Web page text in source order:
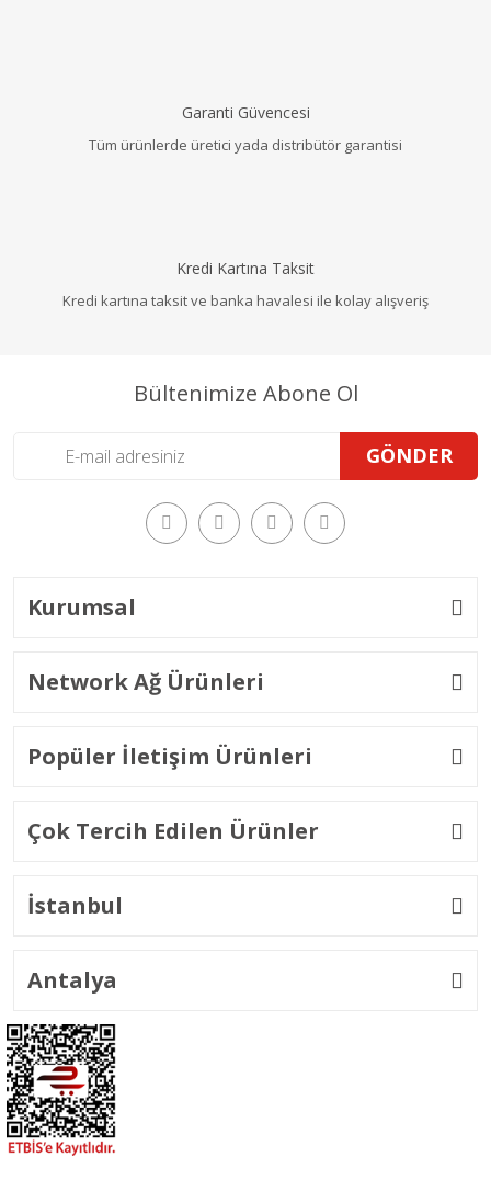
Garanti Güvencesi
Tüm ürünlerde üretici yada distribütör garantisi
Kredi Kartına Taksit
Kredi kartına taksit ve banka havalesi ile kolay alışveriş
Bültenimize Abone Ol
GÖNDER
Kurumsal
Network Ağ Ürünleri
Popüler İletişim Ürünleri
Çok Tercih Edilen Ürünler
İstanbul
Antalya